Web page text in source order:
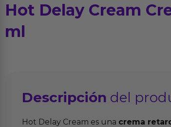
Hot Delay Cream
ml
Descripción del
Hot Delay Cream es una crema